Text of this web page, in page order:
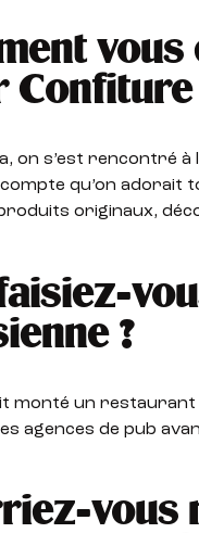
vous
Confiture
on s’est rencontré à
qu’on adorait
originaux,
?
monté un restaurant
agences de pub
vous